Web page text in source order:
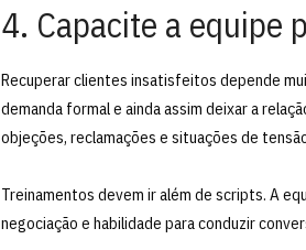
4. Capacite a equipe
Recuperar clientes insatisfeitos depende
demanda formal e ainda assim deixar a
objeções, reclamações e situações de
Treinamentos devem ir além de scripts. A
negociação e habilidade para conduzir